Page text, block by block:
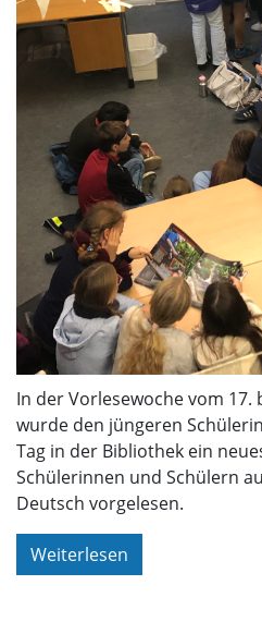
In der Vorlesewoche vom 17.
wurde den jüngeren
Tag in der Bibliothek ein
Schülerinnen und Schülern
Deutsch vorgelesen.
Weiterlesen